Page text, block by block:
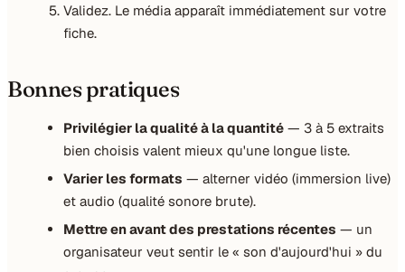
Validez. Le média apparaît immédiatement sur votre
fiche.
Bonnes pratiques
Privilégier la qualité à la quantité — 3 à 5 extraits
bien choisis valent mieux qu'une longue liste.
Varier les formats — alterner vidéo (immersion live)
et audio (qualité sonore brute).
Mettre en avant des prestations récentes — un
organisateur veut sentir le « son d'aujourd'hui » du